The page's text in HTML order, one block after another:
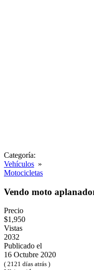
Categoría:
Vehículos »
Motocicletas
Vendo moto
Precio
$1,950
Vistas
2032
Publicado el
16 Octubre 2020
( 2121 días atrás )